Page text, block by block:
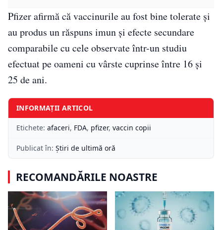
Pfizer afirmă că vaccinurile au fost bine tolerate și
au produs un răspuns imun și efecte secundare
comparabile cu cele observate într-un studiu
efectuat pe oameni cu vârste cuprinse între 16 și
25 de ani.
INFORMAȚII ARTICOL
Etichete: afaceri, FDA, pfizer, vaccin copii
Publicat în: Știri de ultimă oră
RECOMANDĂRILE NOASTRE